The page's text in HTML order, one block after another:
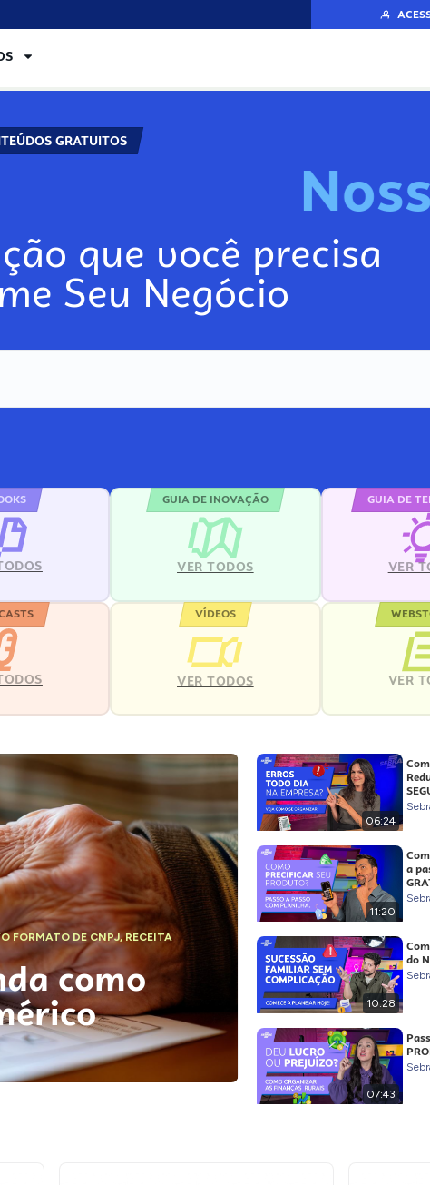
GRATUITOS
Noss
que você precisa
Seu Negócio
GUIA DE INOVAÇÃO
VER TODOS
GUIA DE
VER
VÍDEOS
VER TODOS VER
FORMATO DE CNPJ,RECEITA
como
06:24
11:20
a
10:28
do
07:43